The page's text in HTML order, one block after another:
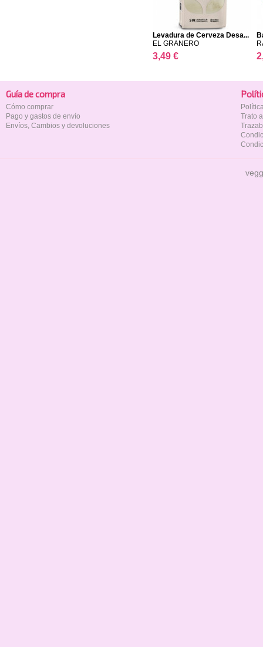
Levadura de Cerveza Desa...
EL GRANERO
3,49 €
Guía de compra
Cómo comprar
Pago y gastos de envío
Envíos, Cambios y devoluciones
Trato